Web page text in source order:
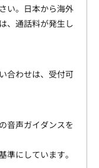
い。日本から海外
、通話料が発生し
合わせは、受付可
音声ガイダンスを
準にしています。